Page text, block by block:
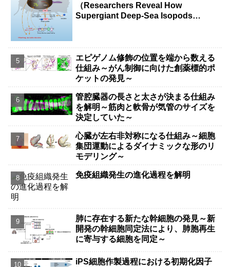
（Researchers Reveal How
Supergiant Deep-Sea Isopods
エピゲノム修飾の位置を端から数える
仕組み～がん制御に向けた創薬標的ポ
ケットの発見～
管腔臓器の長さと太さが決まる仕組み
を解明～筋肉と軟骨が気管のサイズを
決定していた～
心臓が左右非対称になる仕組み～細胞
集団運動によるダイナミックな形のリ
モデリング～
免疫組織発生の進化過程を解明
肺に存在する新たな幹細胞の発見～新
開発の幹細胞同定法により、肺胞再生
に寄与する細胞を同定～
iPS細胞作製過程における初期化因子